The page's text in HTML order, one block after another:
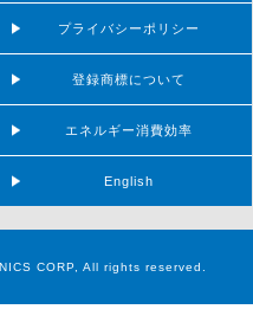
プライバシーポリシー
登録商標について
エネルギー消費効率
English
CORP, All rights reserved.